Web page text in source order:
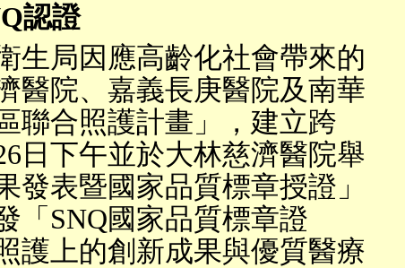
認證
生局因應高齡化社會帶來的
醫院、嘉義長庚醫院及南華
聯合照護計畫」，建立跨
日下午並於大林慈濟醫院舉
表暨國家品質標章授證」
「 SNQ國家品質標章證
護上的創新成果與優質醫療